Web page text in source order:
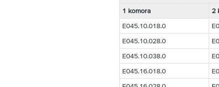
1 komora
2
E045.10.018.0
E045.10.028.0
E045.10.038.0
E045.16.018.0